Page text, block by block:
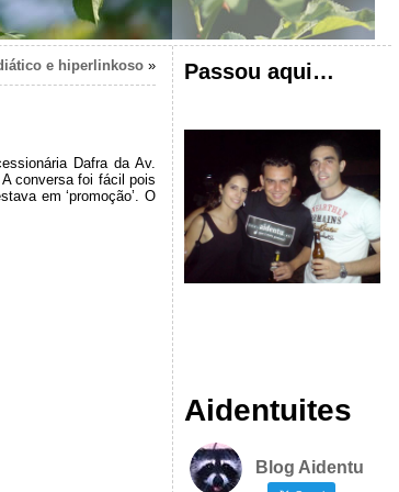
e hiperlinkoso»
Dafra da Av.
conversa foi fácil pois
em ‘promoção’. O
Passou aqui…
Aidentuites
Blog Aidentu